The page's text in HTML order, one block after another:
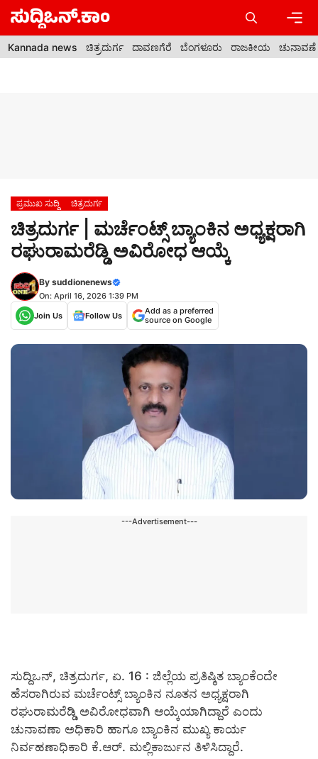
Skip
content
Kannada news ಚಿತ್ರದುರ್ಗ ದಾವಣಗೆರೆ ಬೆಂಗಳೂರು ರಾಜಕೀಯ ಚುನಾವಣೆ
ಪ್ರಮುಖ ಸುದ್ದಿ ಚಿತ್ರದುರ್ಗ
ಚಿತ್ರದುರ್ಗ | ಮರ್ಚೆಂಟ್ಸ್ ಬ್ಯಾಂಕಿನ ಅಧ್ಯಕ್ಷರಾಗಿ
ರಘುರಾಮರೆಡ್ಡಿ ಅವಿರೋಧ ಆಯ್ಕೆ
By suddionenews
On: April 16, 2026 1:39 PM
Join Us
Follow Us
Add as a preferred
source on Google
---Advertisement---
ಸುದ್ದಿಒನ್, ಚಿತ್ರದುರ್ಗ, ಏ. 16 : ಜಿಲ್ಲೆಯ ಪ್ರತಿಷ್ಠಿತ ಬ್ಯಾಂಕೆಂದೇ
ಹೆಸರಾಗಿರುವ ಮರ್ಚೆಂಟ್ಸ್ ಬ್ಯಾಂಕಿನ ನೂತನ ಅಧ್ಯಕ್ಷರಾಗಿ
ರಘುರಾಮರೆಡ್ಡಿ ಅವಿರೋಧವಾಗಿ ಆಯ್ಕೆಯಾಗಿದ್ದಾರೆ ಎಂದು
ಚುನಾವಣಾ ಅಧಿಕಾರಿ ಹಾಗೂ ಬ್ಯಾಂಕಿನ ಮುಖ್ಯ ಕಾರ್ಯ
ನಿರ್ವಹಣಾಧಿಕಾರಿ ಕೆ.ಆರ್. ಮಲ್ಲಿಕಾರ್ಜುನ ತಿಳಿಸಿದ್ದಾರೆ.